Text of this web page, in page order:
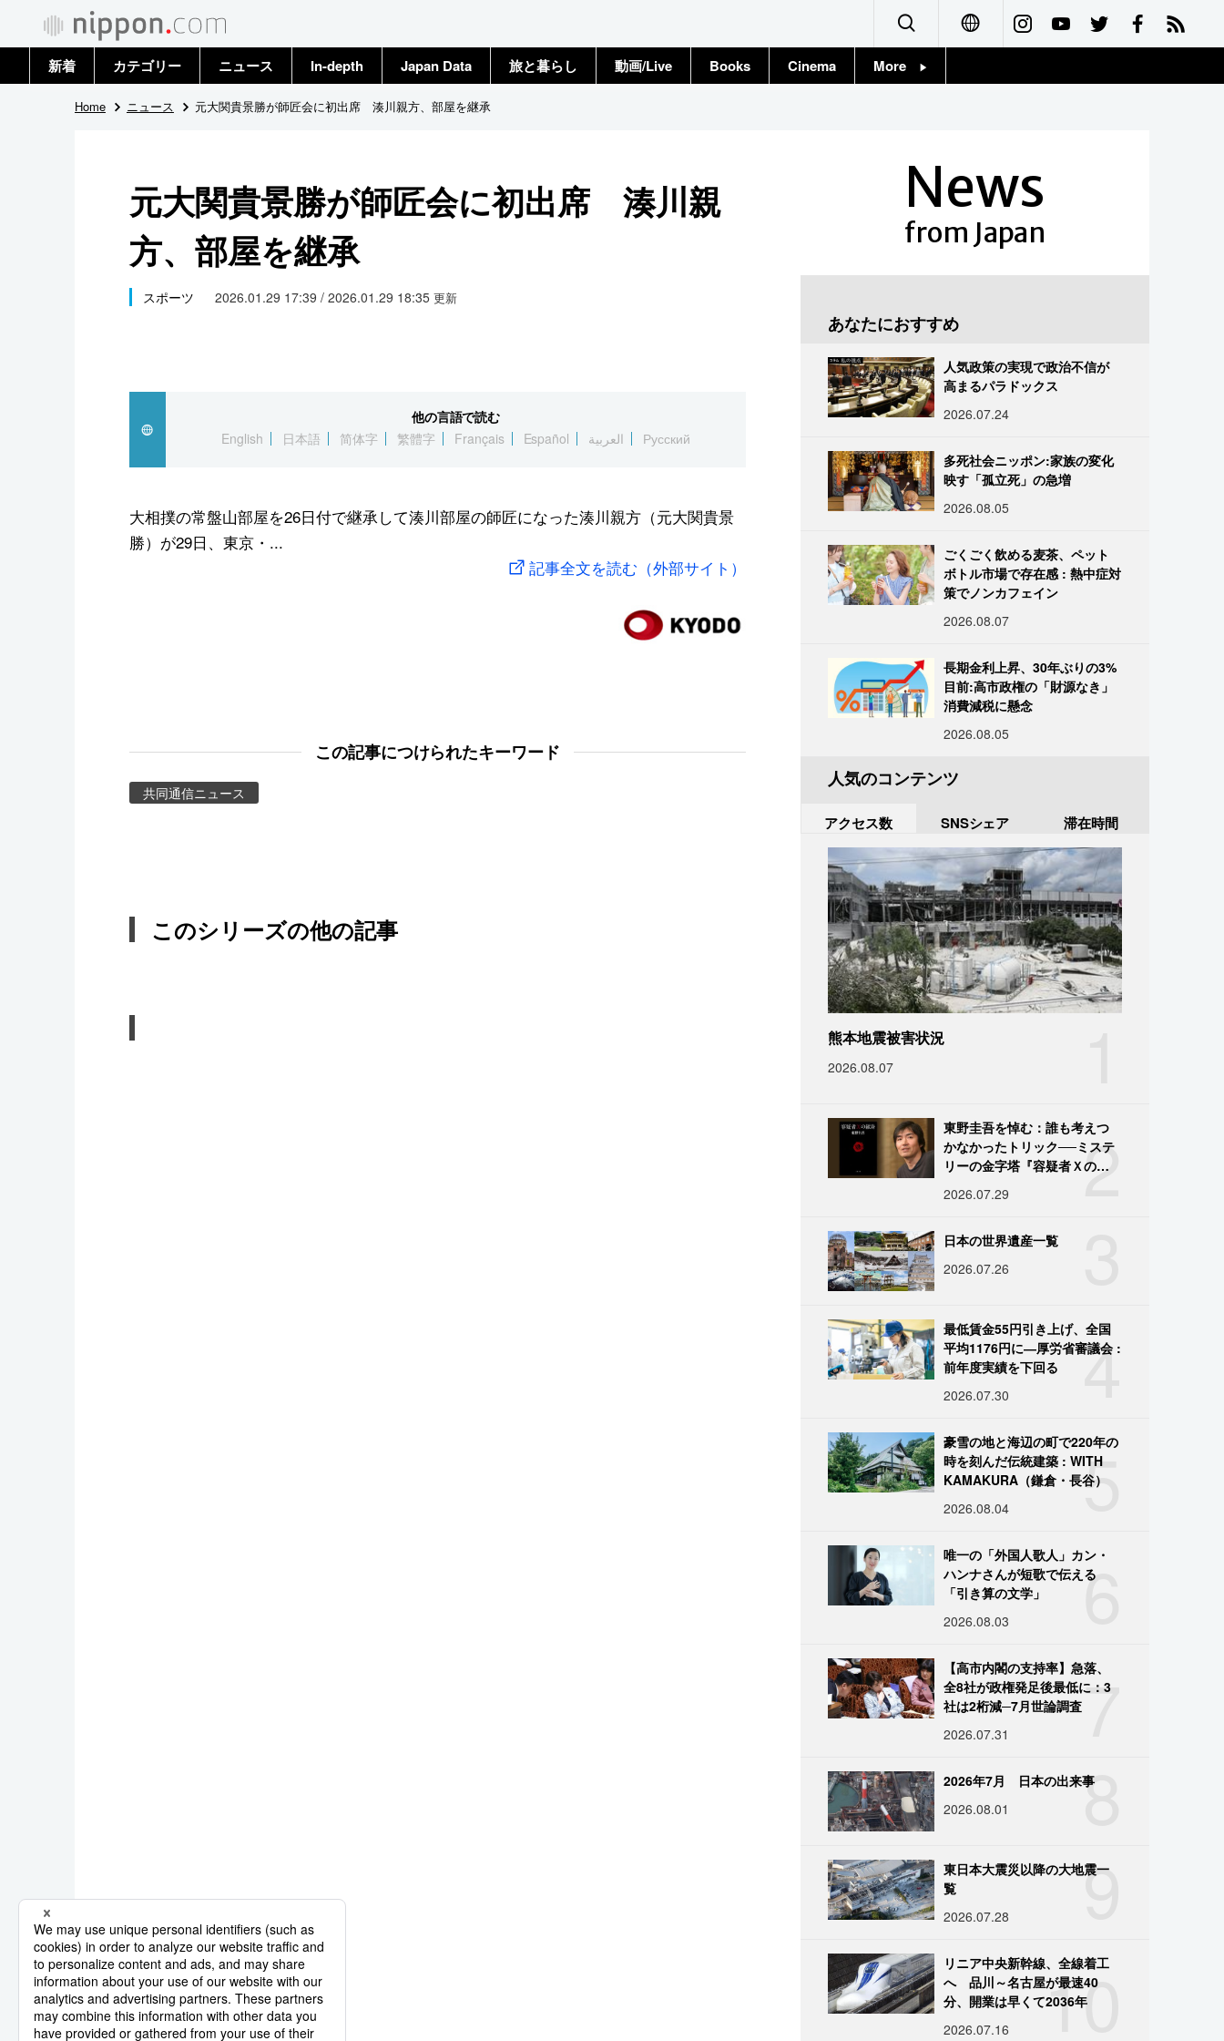
Français
新着 カテゴリー
政治・外交
国際
社会
文化
スポーツ・東京2020
ニュース
トップ
In-depth Japan Data 旅と暮らし 動画/Live Books Cinema More
Home ニュース 元大関貴景勝が師匠会に初出席 湊川親方、部屋を継承
元大関貴景勝が師匠会に初出席 湊川親
方、部屋を継承
スポーツ 2026.01.29 17:39 / 2026.01.29 18:35 更新
他の言語で読む
English
日本語 简体字 繁體字 Français Español العربية Русский
大相撲の常盤山部屋を26日付で継承して湊川部屋の師匠になった湊川親方（元大関貴景
勝）が29日、東京・...
記事全文を読む（外部サイト）
この記事につけられたキーワード
共同通信ニュース
このシリーズの他の記事
News
from Japan
あなたにおすすめ
人気政策の実現で政治不信が
高まるパラドックス
2026.07.24
多死社会ニッポン:家族の変化
映す「孤立死」の急増
2026.08.05
ごくごく飲める麦茶、ペット
ボトル市場で存在感 : 熱中症対
策でノンカフェイン
2026.08.07
長期金利上昇、30年ぶりの3%
目前:高市政権の「財源なき」
消費減税に懸念
2026.08.05
人気のコンテンツ
アクセス数 SNSシェア 滞在時間
熊本地震被害状況
2026.08.07
2
東野圭吾を悼む：誰も考えつ
かなかったトリック──ミステ
リーの金字塔『容疑者Ｘの献
2026.07.29
日本の世界遺産一覧
2026.07.26
4
最低賃金55円引き上げ、全国
平均1176円に―厚労省審議会 :
前年度実績を下回る
2026.07.30
5
豪雪の地と海辺の町で220年の
時を刻んだ伝統建築 : WITH
KAMAKURA（鎌倉・長谷）
2026.08.04
6
唯一の「外国人歌人」カン・
ハンナさんが短歌で伝える
「引き算の文学」
2026.08.03
7
【高市内閣の支持率】急落、
全8社が政権発足後最低に：3
社は2桁減─7月世論調査
2026.07.31
8
2026年7月 日本の出来事
2026.08.01
9
東日本大震災以降の大地震一
覧
2026.07.28
10
リニア中央新幹線、全線着工
へ 品川～名古屋が最速40
分、開業は早くて2036年
2026.07.16